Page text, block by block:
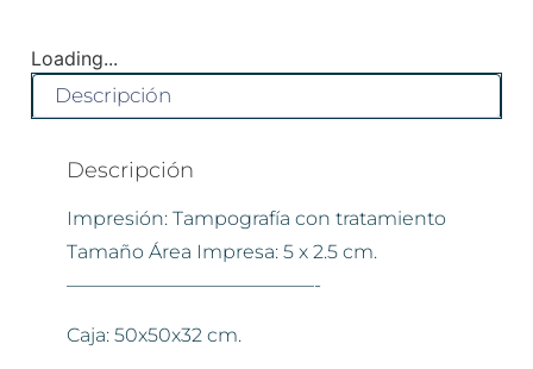
Loading...
Descripción
Descripción
Impresión: Tampografía con tratamiento
Tamaño Área Impresa: 5 x 2.5 cm.
—————————————-
Caja: 50x50x32 cm.